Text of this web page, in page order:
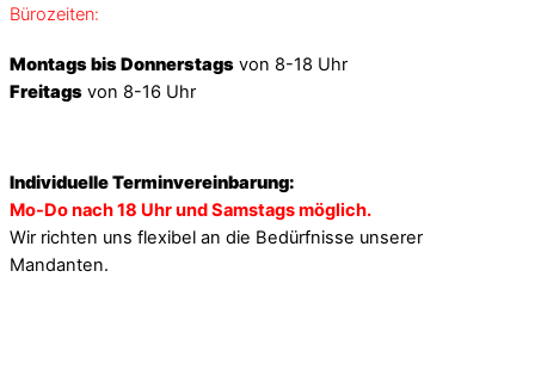
Bürozeiten:
Montags bis Donnerstags von 8-18 Uhr
Freitags von 8-16 Uhr
Individuelle Terminvereinbarung:
Mo-Do nach 18 Uhr und Samstags möglich.
Wir richten uns flexibel an die Bedürfnisse unserer
Mandanten.